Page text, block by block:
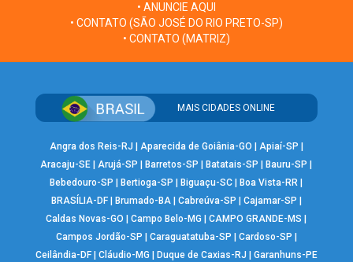
• ANUNCIE AQUI
• CONTATO (SÃO JOSÉ DO RIO PRETO-SP)
• CONTATO (MATRIZ)
MAIS CIDADES ONLINE
Angra dos Reis-RJ | Aparecida de Goiânia-GO | Apiaí-SP |
Aracaju-SE | Arujá-SP |Barretos-SP |Batatais-SP |Bauru-SP |
Bebedouro-SP |Bertioga-SP |Biguaçu-SC |Boa Vista-RR |
BRASÍLIA-DF| Brumado-BA| Cabreúva-SP | Cajamar-SP |
Caldas Novas-GO |Campo Belo-MG |CAMPO GRANDE-MS |
Campos Jordão-SP | Caraguatatuba-SP | Cardoso-SP |
Ceilândia-DF| Cláudio-MG | Duque de Caxias-RJ | Garanhuns-PE